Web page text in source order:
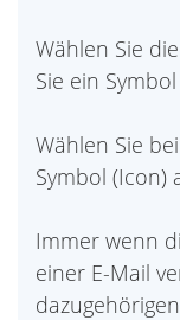
Wählen Sie
Sie ein
Wählen Sie
Symbol (Icon)
Immer wenn
einer E-Mail